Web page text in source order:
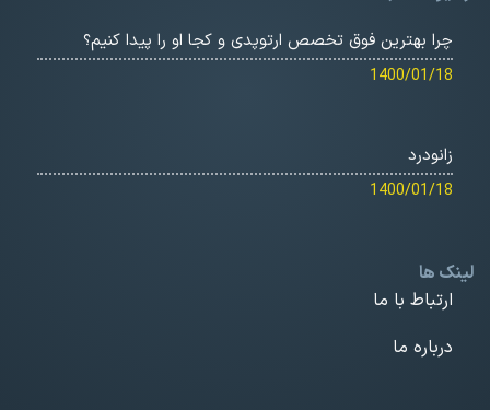
چرا بهترین فوق تخصص ارتوپدی و کجا او را پیدا کنیم؟
1400/01/18
زانودرد
1400/01/18
لینک ها
ارتباط با ما
درباره ما